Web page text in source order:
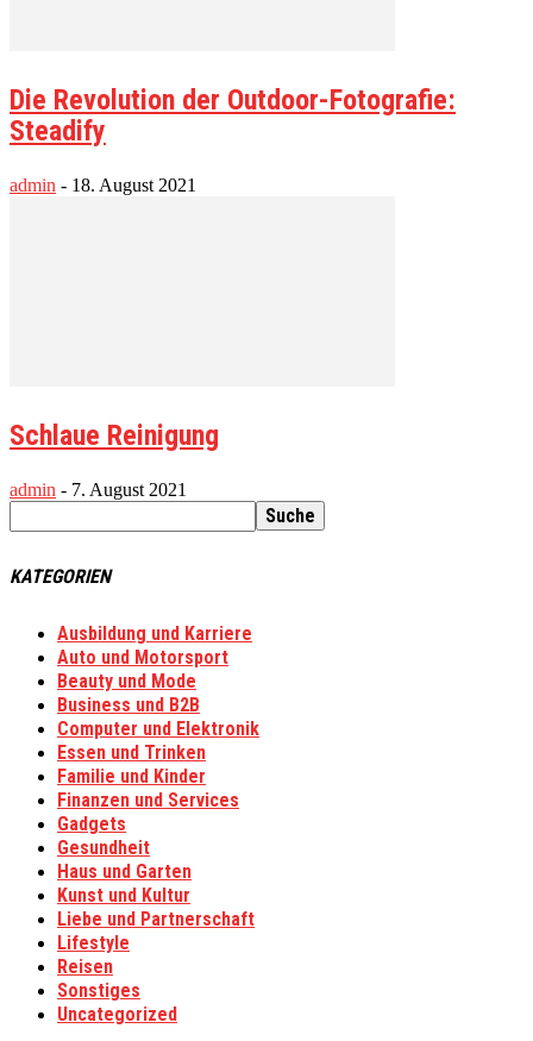
Die Revolution der Outdoor-Fotografie:
Steadify
admin - 18. August 2021
Schlaue Reinigung
admin - 7. August 2021
KATEGORIEN
Ausbildung und Karriere
Auto und Motorsport
Beauty und Mode
Business und B2B
Computer und Elektronik
Essen und Trinken
Familie und Kinder
Finanzen und Services
Gadgets
Gesundheit
Haus und Garten
Kunst und Kultur
Liebe und Partnerschaft
Lifestyle
Reisen
Sonstiges
Uncategorized